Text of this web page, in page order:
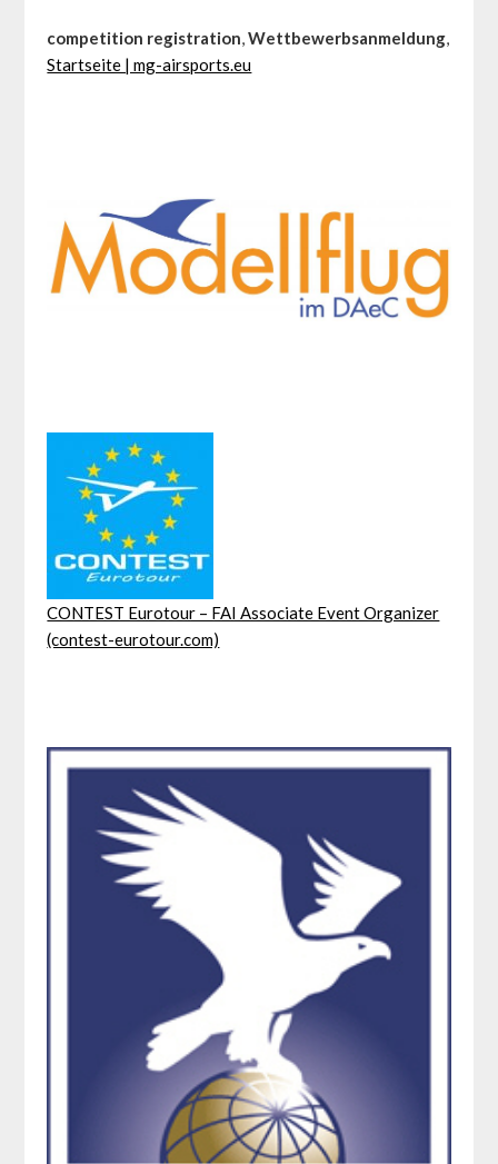
competition registration,Wettbewerbsanmeldung,
Startseite | mg-airsports.eu
CONTEST Eurotour – FAI Associate Event Organizer
(contest-eurotour.com)